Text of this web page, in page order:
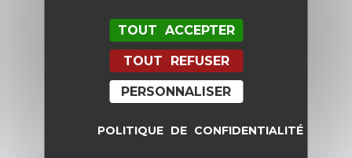
Enregistrer mon nom, mon e-mail
et mon site dans le navigateur
pour mon prochain commentaire.
TOUT ACCEPTER
TOUT REFUSER
PERSONNALISER
POLITIQUE DE CONFIDENTIALITÉ